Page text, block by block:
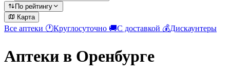
По рейтингу
Карта
Все аптеки 🕐Круглосуточно 🚚С доставкой 💰Дискаунтеры
Аптеки в Оренбурге